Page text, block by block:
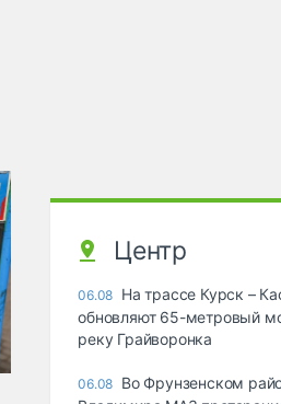
Центр
06.08 На трассе Курск –
обновляют 65-метровый
реку Грайворонка
06.08 Во Фрунзенском